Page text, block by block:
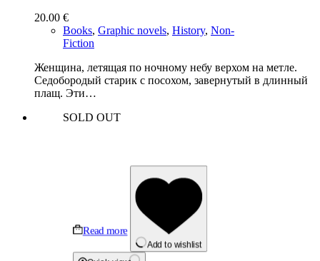
20.00 €
Books, Graphic novels, History, Non-
Fiction
Женщина, летящая по ночному небу верхом на метле.
Седобородый старик с посохом, завернутый в длинный
плащ. Эти…
SOLD OUT
Read more
Add to wishlist